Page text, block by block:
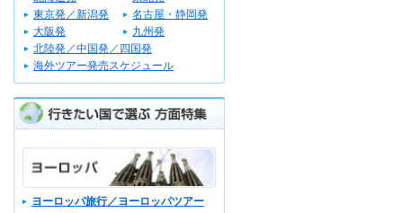
東京発／新潟発
名古屋・静岡発
大阪発
九州発
北陸発／中国発／四国発
海外ツアー発売スケジュール
ヨーロッパ旅行／ヨーロッパツアー